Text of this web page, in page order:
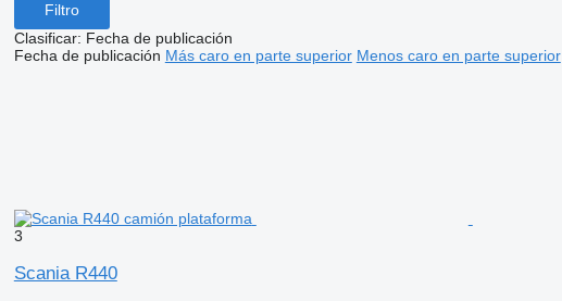
Filtro
Clasificar: Fecha de publicación
Fecha de publicación Más caro en parte superior Menos caro en parte superior
3
Scania R440